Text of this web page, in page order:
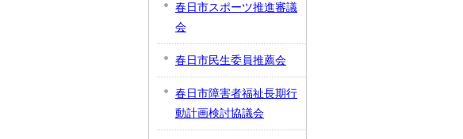
春日市スポーツ推進審議
会
春日市民生委員推薦会
春日市障害者福祉長期行
動計画検討協議会